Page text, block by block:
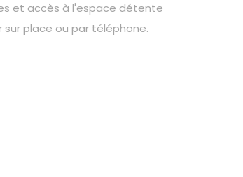
et accès à l'espace détente
sur place ou par téléphone.